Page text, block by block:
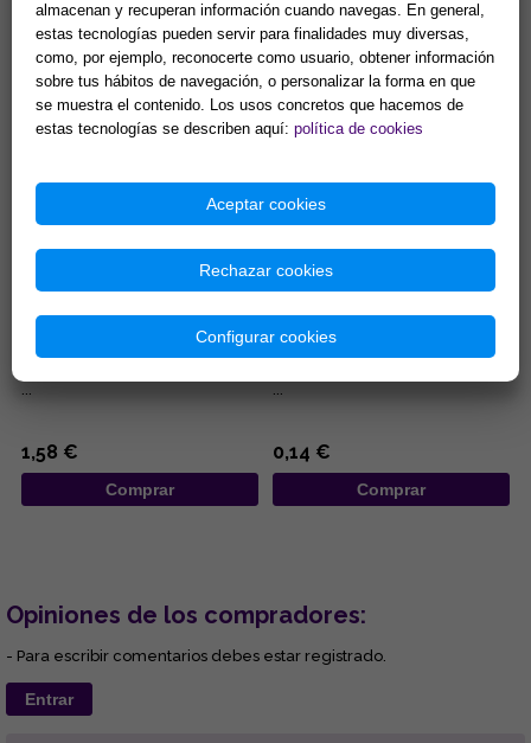
10,84 €
Comprar
Calendario de las Hadas 2026
...
7,40 €
Comprar
BOLSA ANTELINA CON
PENTACULO 8,5X6,5CM
1,58 €
Comprar
BOLSA DE ORGANZA ROJA
7X9CM
0,14 €
Comprar
Opiniones de los compradores:
- Para escribir comentarios debes estar registrado.
Entrar
almacenan y recuperan información cuando navegas. En general,
estas tecnologías pueden servir para finalidades muy diversas,
como, por ejemplo, reconocerte como usuario, obtener información
sobre tus hábitos de navegación, o personalizar la forma en que
se muestra el contenido. Los usos concretos que hacemos de
estas tecnologías se describen aquí: política de cookies
Aceptar cookies
Rechazar cookies
Configurar cookies